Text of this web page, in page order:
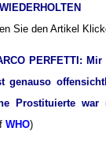
Sie den Artikel
PERFETTI:
genauso
Prostituierte war
WHO)